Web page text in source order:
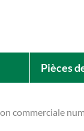
Pièces
commerciale